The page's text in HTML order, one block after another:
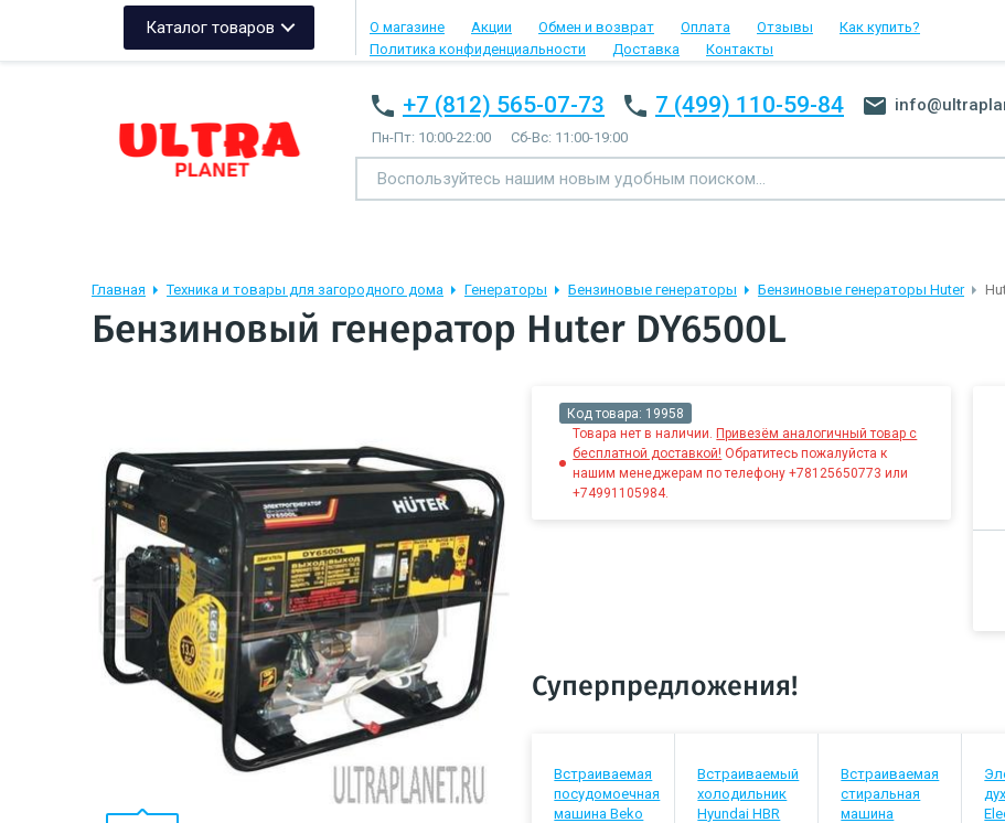
Каталог товаров О магазине Акции Обмен и возврат Оплата Отзывы
Как купить?
Политика конфиденциальности
Доставка Контакты
+7 (812) 565-07-73 7 (499) 110-59-84
Пн-Пт: 10:00-22:00 Сб-Вс: 11:00-19:00
Главная Техника и товары для загородного дома Генераторы Бензиновые генераторы Бензиновые генераторы Huter
Бензиновый генератор Huter DY6500L
Код товара: 19958
Товара нет в наличии. Привезём аналогичный товар с
бесплатной доставкой! Обратитесь пожалуйста к
нашим менеджерам по телефону +78125650773 или
+74991105984.
Суперпредложения!
Встраиваемая
посудомоечная
машина Beko
Встраиваемый
холодильник
Hyundai HBR
Встраиваемая
стиральная
машина